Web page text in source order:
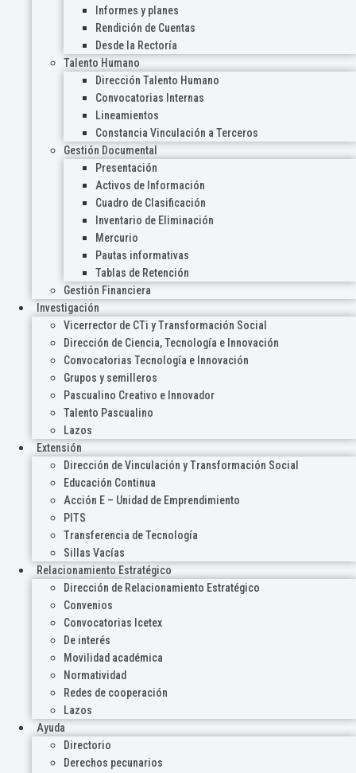
Informes y planes
Rendición de Cuentas
Desde la Rectoría
Talento Humano
Dirección Talento Humano
Convocatorias Internas
Lineamientos
Constancia Vinculación a Terceros
Gestión Documental
Presentación
Activos de Información
Cuadro de Clasificación
Inventario de Eliminación
Mercurio
Pautas informativas
Tablas de Retención
Gestión Financiera
Investigación
Vicerrector de CTi y Transformación Social
Dirección de Ciencia, Tecnología e Innovación
Convocatorias Tecnología e Innovación
Grupos y semilleros
Pascualino Creativo e Innovador
Talento Pascualino
Lazos
Extensión
Dirección de Vinculación y Transformación Social
Educación Continua
Acción E – Unidad de Emprendimiento
PITS
Transferencia de Tecnología
Sillas Vacías
Relacionamiento Estratégico
Dirección de Relacionamiento Estratégico
Convenios
Convocatorias Icetex
De interés
Movilidad académica
Normatividad
Redes de cooperación
Lazos
Ayuda
Directorio
Derechos pecunarios